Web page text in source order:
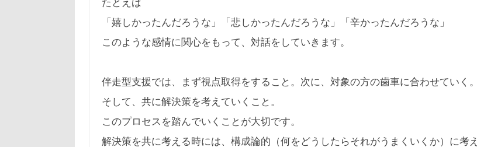
「嬉しかったんだろうな」「悲しかったんだろうな」「辛かったんだろうな」
このような感情に関心をもって、対話をしていきます。
伴走型支援では、まず視点取得をすること。次に、対象の方の歯車に合わせていく。
そして、共に解決策を考えていくこと。
このプロセスを踏んでいくことが大切です。
解決策を共に考える時には、構成論的（何をどうしたらそれがうまくいくか）に考え